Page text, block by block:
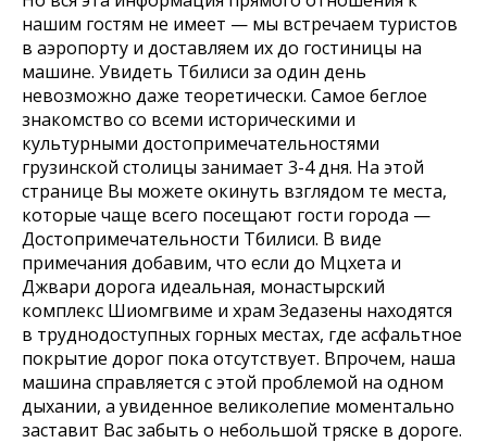
нашим гостям не имеет — мы встречаем туристов
в аэропорту и доставляем их до гостиницы на
машине. Увидеть Тбилиси за один день
невозможно даже теоретически. Самое беглое
знакомство со всеми историческими и
культурными достопримечательностями
грузинской столицы занимает 3-4 дня. На этой
странице Вы можете окинуть взглядом те места,
которые чаще всего посещают гости города —
Достопримечательности Тбилиси. В виде
примечания добавим, что если до Мцхета и
Джвари дорога идеальная, монастырский
комплекс Шиомгвиме и храм Зедазены находятся
в труднодоступных горных местах, где асфальтное
покрытие дорог пока отсутствует. Впрочем, наша
машина справляется с этой проблемой на одном
дыхании, а увиденное великолепие моментально
заставит Вас забыть о небольшой тряске в дороге.